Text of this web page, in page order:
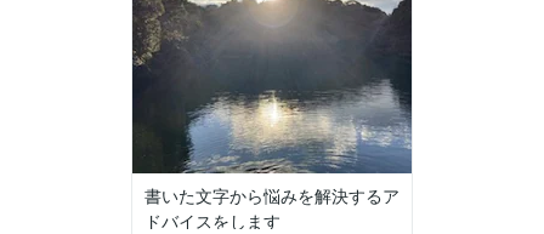
書いた文字から悩みを解決するア
ドバイスをします